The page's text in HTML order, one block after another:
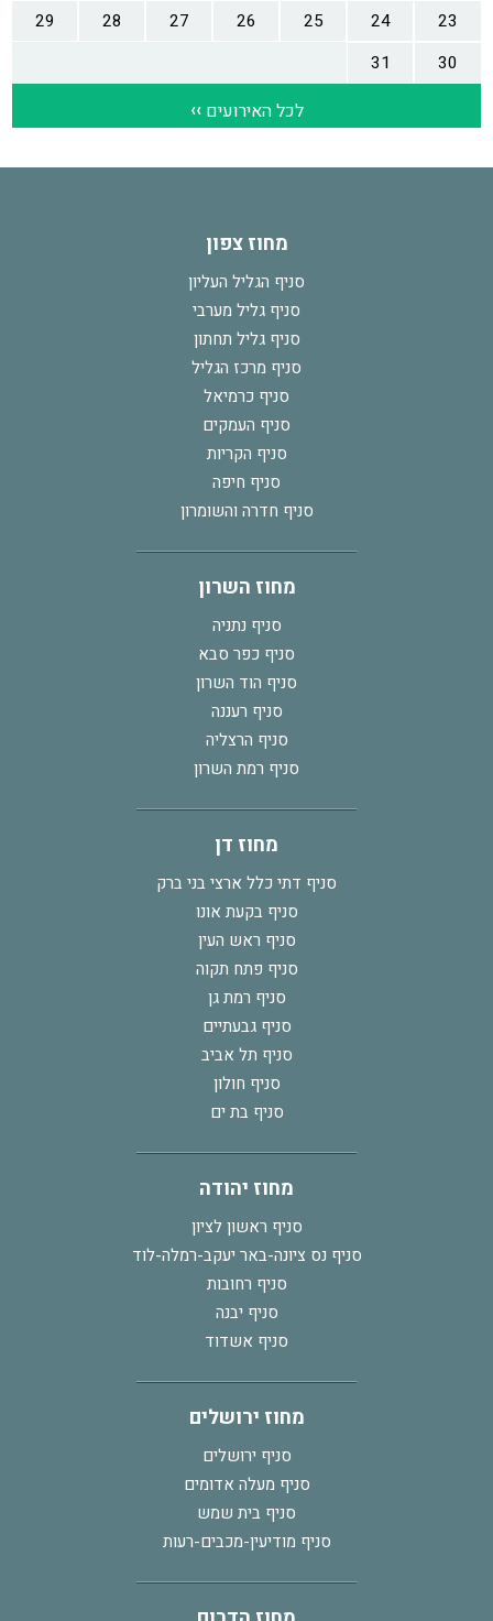
מחוז צפון
סניף הגליל העליון
סניף גליל מערבי
סניף גליל תחתון
סניף מרכז הגליל
סניף כרמיאל
סניף העמקים
סניף הקריות
סניף חיפה
סניף חדרה והשומרון
מחוז השרון
סניף נתניה
סניף כפר סבא
סניף הוד השרון
סניף רעננה
סניף הרצליה
סניף רמת השרון
מחוז דן
סניף דתי כלל ארצי בני ברק
סניף בקעת אונו
סניף ראש העין
סניף פתח תקוה
סניף רמת גן
סניף גבעתיים
סניף תל אביב
סניף חולון
סניף בת ים
מחוז יהודה
סניף ראשון לציון
סניף נס ציונה-באר יעקב-רמלה-לוד
סניף רחובות
סניף יבנה
סניף אשדוד
מחוז ירושלים
סניף ירושלים
סניף מעלה אדומים
סניף בית שמש
סניף מודיעין-מכבים-רעות